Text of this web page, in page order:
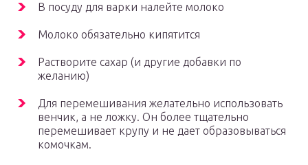
В посуду для варки налейте молоко
Молоко обязательно кипятится
Растворите сахар (и другие добавки по
желанию)
Для перемешивания желательно использовать
венчик, а не ложку. Он более тщательно
перемешивает крупу и не дает образовываться
комочкам.